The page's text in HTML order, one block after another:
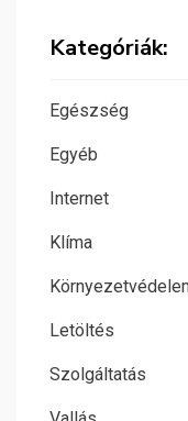
Kategóriák:
Egészség
Egyéb
Internet
Klíma
Letöltés
Szolgáltatás